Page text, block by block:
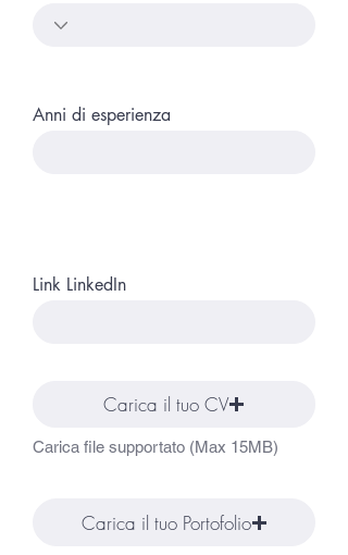
Anni di esperienza
Link LinkedIn
Carica il tuo CV
Carica file supportato (Max 15MB)
Carica il tuo Portofolio